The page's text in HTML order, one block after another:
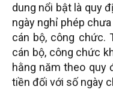
dung nổi bật là quy
ngày nghỉ phép
cán bộ, công chức.
cán bộ, công chức
hằng năm theo quy
tiền đối với số ngày